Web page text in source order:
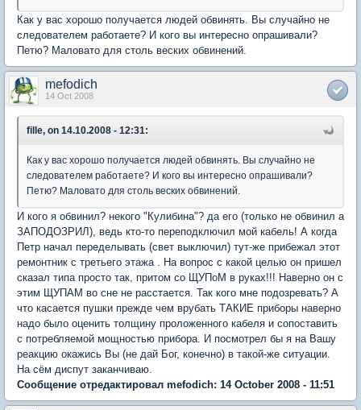
Как у вас хорошо получается людей обвинять. Вы случайно не
следователем работаете? И кого вы интересно опрашивали?
Петю? Маловато для столь веских обвинений.
mefodich
14 Oct 2008
fille, on 14.10.2008 - 12:31:
Как у вас хорошо получается людей обвинять. Вы случайно не
следователем работаете? И кого вы интересно опрашивали?
Петю? Маловато для столь веских обвинений.
И кого я обвинил? некого "Кулибина"? да его (только не обвинил а
ЗАПОДОЗРИЛ), ведь кто-то переподключил мой кабель! А когда
Петр начал переделывать (свет выключил) тут-же прибежал этот
ремонтник с третьего этажа . На вопрос с какой целью он пришел
сказал типа просто так, притом со ЩУПоМ в руках!!! Наверно он с
этим ЩУПАМ во сне не расстается. Так кого мне подозревать? А
что касается пушки прежде чем врубать ТАКИЕ приборы наверно
надо было оценить толщину проложенного кабеля и сопоставить
с потребляемой мощностью прибора. И посмотрел бы я на Вашу
реакцию окажись Вы (не дай Бог, конечно) в такой-же ситуации.
На сём диспут заканчиваю.
Сообщение отредактировал mefodich: 14 October 2008 - 11:51